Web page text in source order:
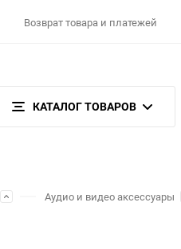
Возврат товара и платежей
КАТАЛОГ ТОВАРОВ
Аудио и видео аксессуары